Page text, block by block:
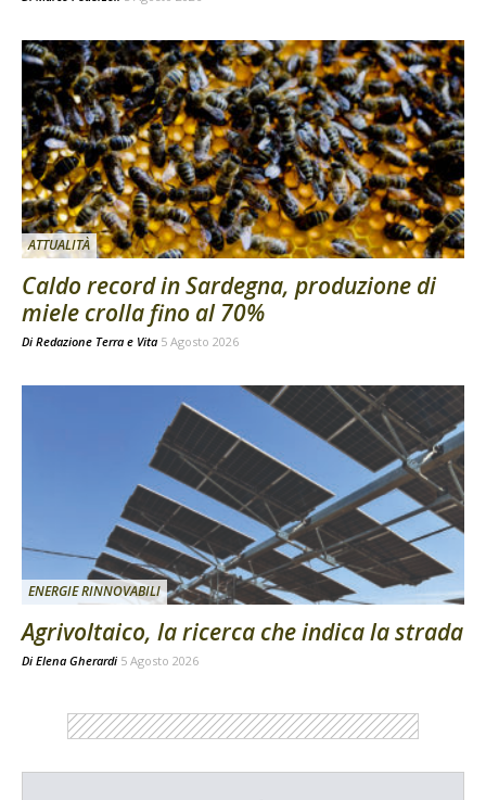
ATTUALITÀ
Caldo record in Sardegna, produzione di
miele crolla fino al 70%
Di Redazione Terra e Vita 5 Agosto 2026
ENERGIE RINNOVABILI
Agrivoltaico, la ricerca che indica la strada
Di Elena Gherardi 5 Agosto 2026